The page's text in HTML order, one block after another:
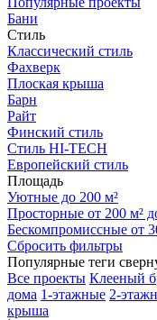
Бани
Стиль
Классический стиль
Фахверк
Плоская крыша
Барн
Райт
Финский стиль
Стиль HI-TECH
Европейский стиль
Площадь
Уютные до 200 м²
Просторные от 200 м²
Бескомпромиссные от
Сбросить фильтры
Популярные теги
Все проекты Клееный
дома 1-этажные 2-
крыша